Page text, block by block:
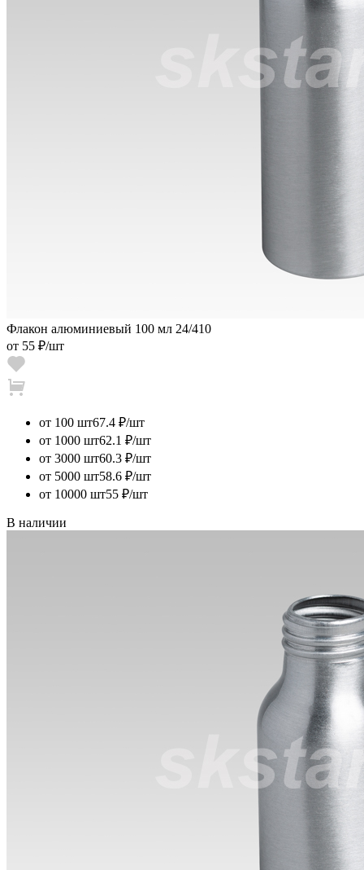
Флакон алюминиевый 100 мл 24/410
от 55 ₽/шт
от 100 шт67.4 ₽/шт
от 1000 шт62.1 ₽/шт
от 3000 шт60.3 ₽/шт
от 5000 шт58.6 ₽/шт
от 10000 шт55 ₽/шт
В наличии